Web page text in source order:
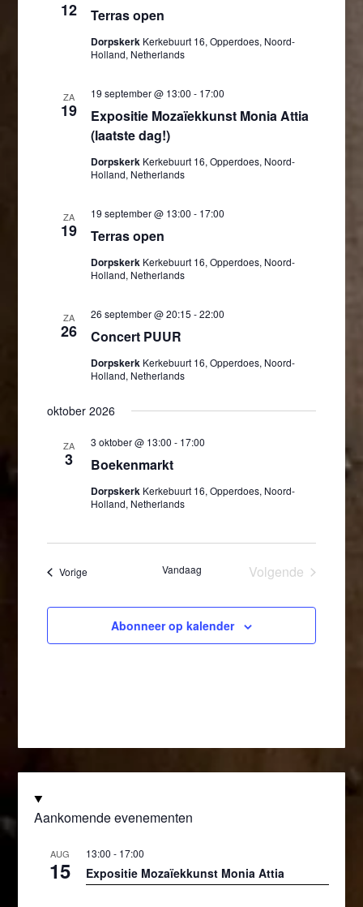
12 Terras open
Dorpskerk Kerkebuurt 16, Opperdoes, Noord-
Holland, Netherlands
ZA
19
Expositie Mozaïekkunst Monia Attia
(laatste dag!)
19 september @ 13:00 - 17:00
Dorpskerk Kerkebuurt 16, Opperdoes, Noord-
Holland, Netherlands
ZA
19 Terras open
19 september @ 13:00 - 17:00
Dorpskerk Kerkebuurt 16, Opperdoes, Noord-
Holland, Netherlands
ZA
26 Concert PUUR
26 september @ 20:15 -22:00
Dorpskerk Kerkebuurt 16, Opperdoes, Noord-
Holland, Netherlands
oktober 2026
ZA
3 Boekenmarkt
3 oktober @ 13:00 - 17:00
Dorpskerk Kerkebuurt 16, Opperdoes, Noord-
Holland, Netherlands
Vorige Vandaag
Volgende
Abonneer op kalender
Aankomende evenementen
AUG
15
13:00 - 17:00
Expositie Mozaïekkunst Monia Attia